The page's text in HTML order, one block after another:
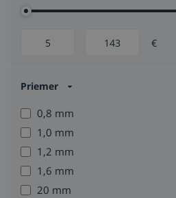
€
Priemer
0,8 mm
1,0 mm
1,2 mm
1,6 mm
20 mm